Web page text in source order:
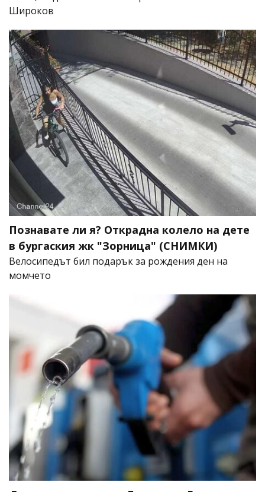
Широков
Познавате ли я? Открадна колело на дете
в бургаския жк "Зорница" (СНИМКИ)
Велосипедът бил подарък за рождения ден на
момчето